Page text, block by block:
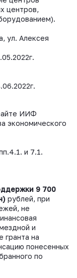
центров,
ул. Алексея
ИИФ
экономического
и 7.1.
9 700
рублей, при
не
и
гранта на
понесенных
по